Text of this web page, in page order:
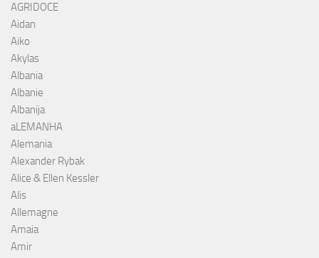
AGRIDOCE
Aidan
Aiko
Akylas
Albania
Albanie
Albanija
aLEMANHA
Alemania
Alexander Rybak
Alice & Ellen Kessler
Alis
Allemagne
Amaia
Amir